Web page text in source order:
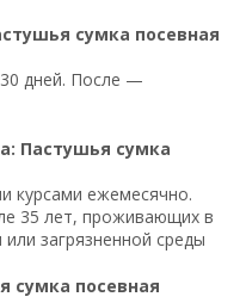
сумка посевная
дней. После —
Пастушья сумка
курсами ежемесячно.
35 лет, проживающих в
загрязненной среды
сумка посевная